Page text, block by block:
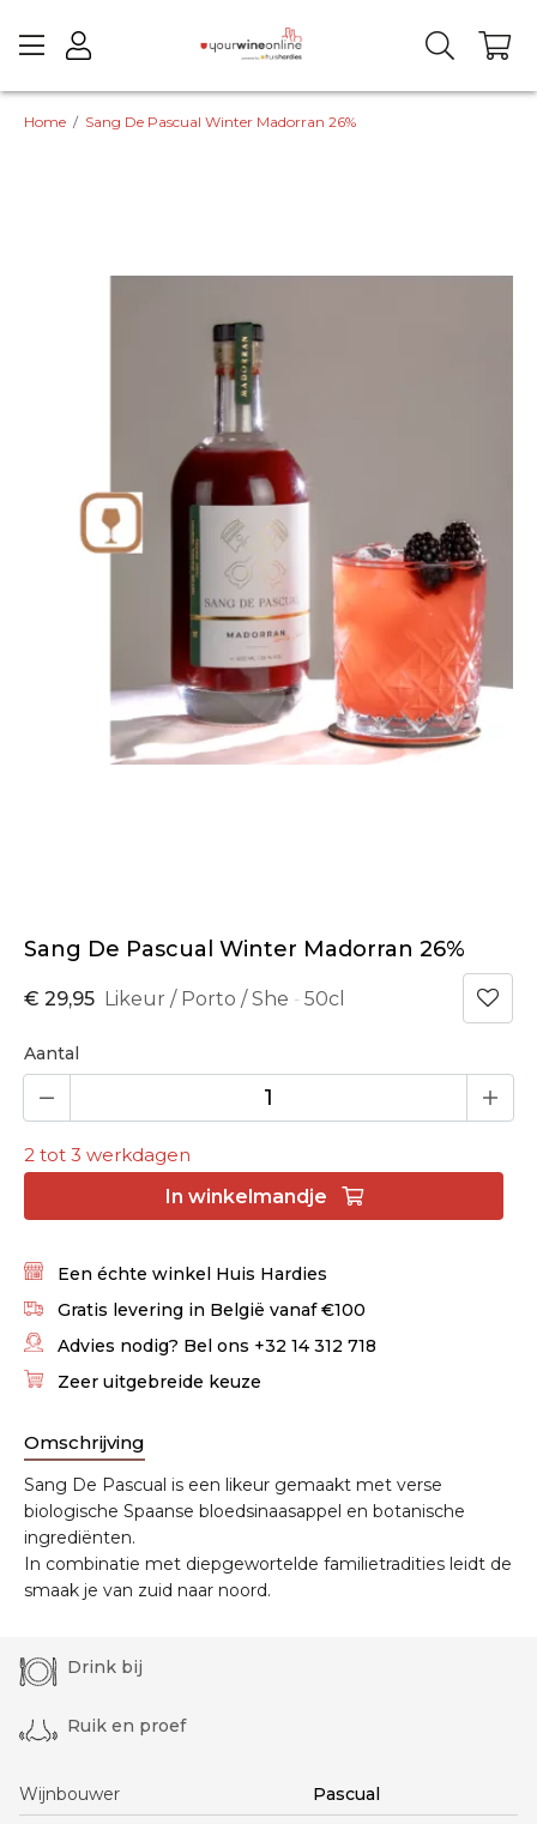
Home / Sang De Pascual Winter Madorran 26%
Sang De Pascual Winter Madorran 26%
€ 29,95 Likeur / Porto / She - 50cl
Aantal
2 tot 3 werkdagen
In winkelmandje
Drink bij
Ruik en proef
Wijnbouwer
Pascual
Een échte winkel Huis Hardies
Gratis levering in België vanaf €100
Advies nodig? Bel ons +32 14 312 718
Zeer uitgebreide keuze
Omschrijving
Sang De Pascual is een likeur gemaakt met verse
biologische Spaanse bloedsinaasappel en botanische
ingrediënten.
In combinatie met diepgewortelde familietradities leidt de
smaak je van zuid naar noord.